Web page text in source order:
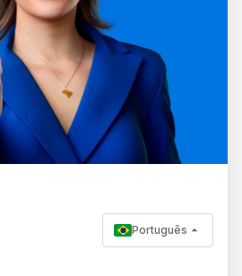
Português